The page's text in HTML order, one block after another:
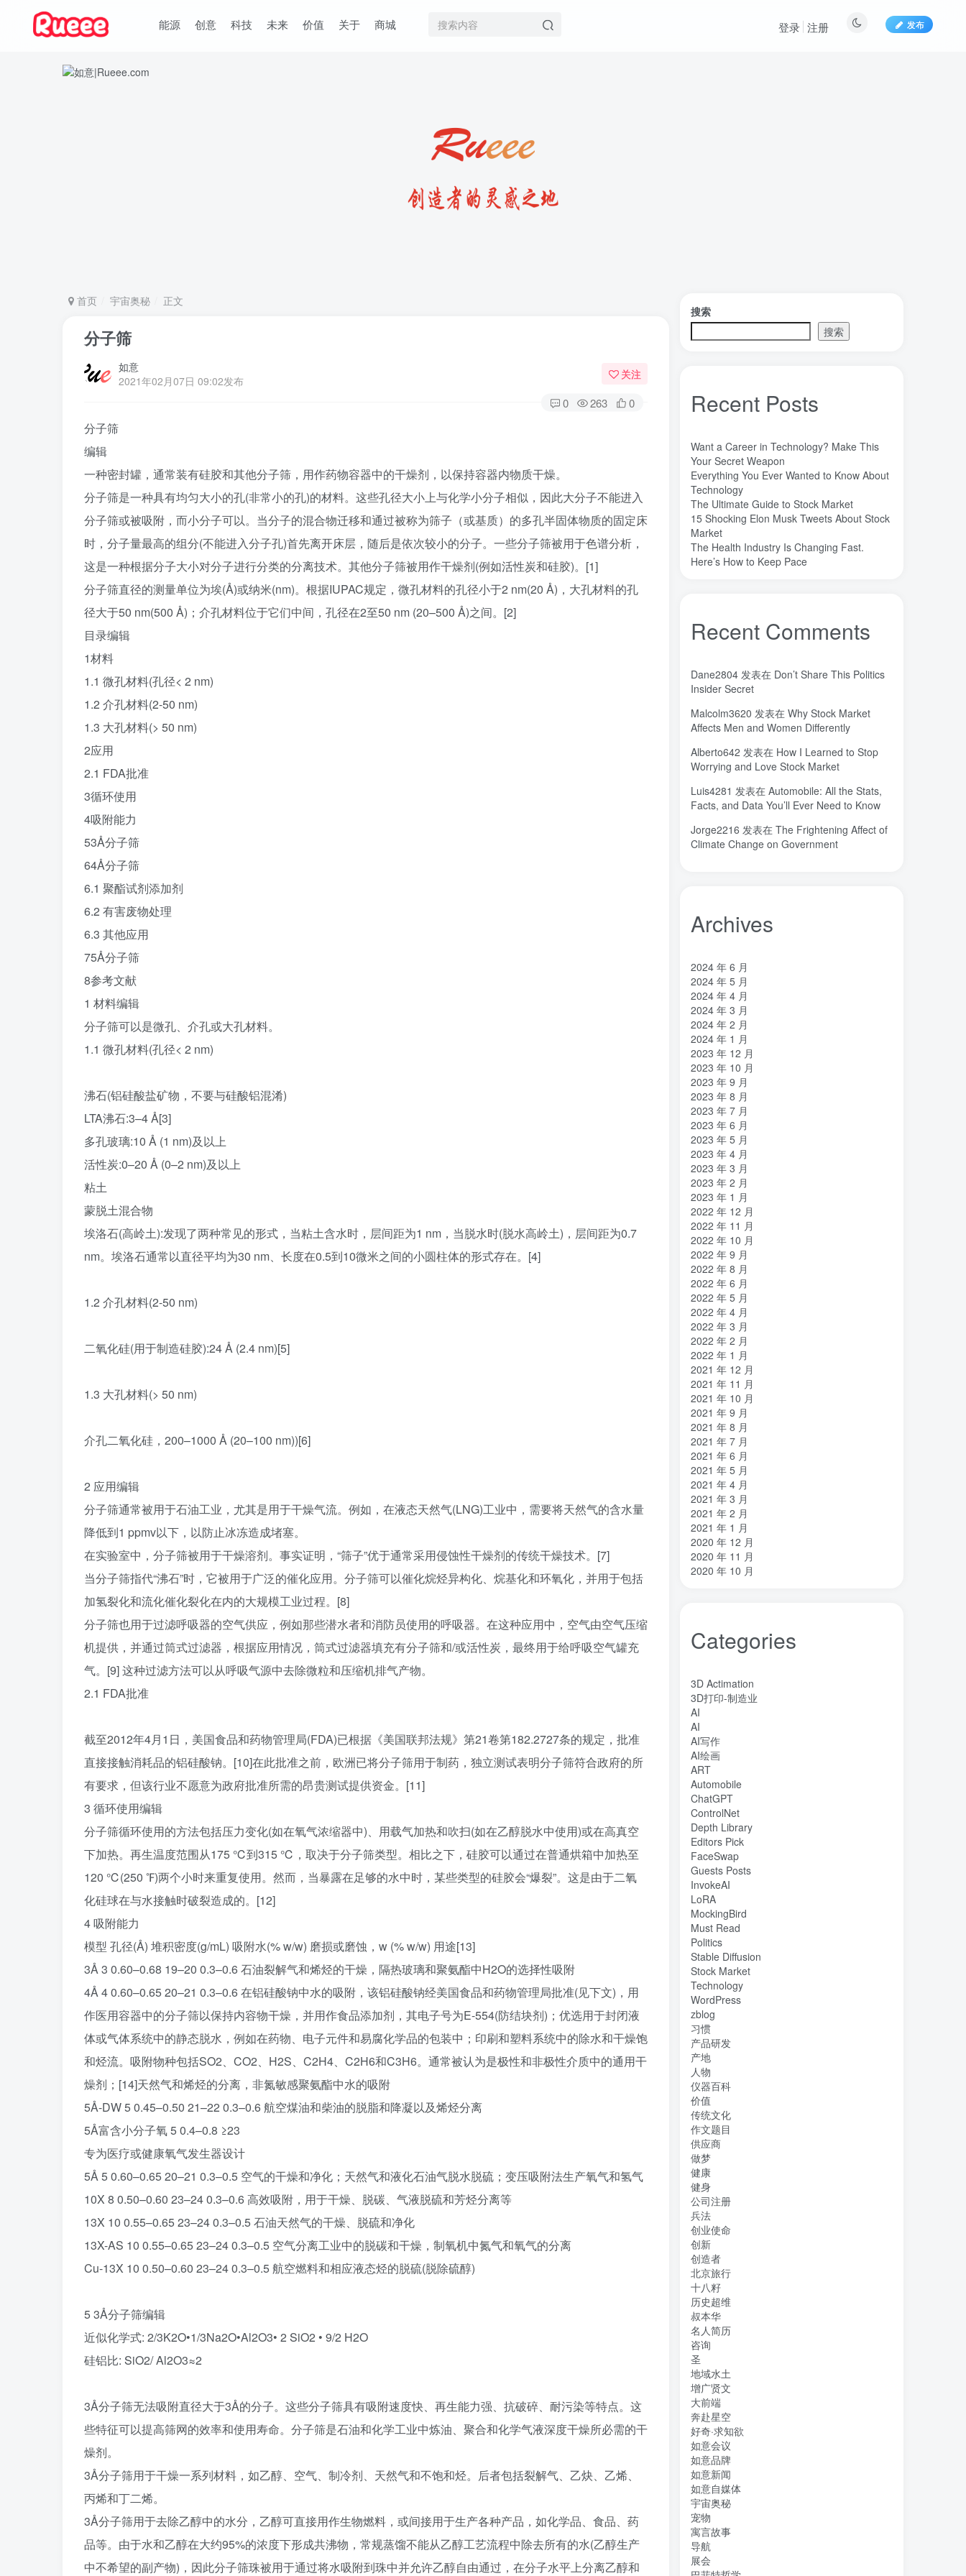
能源 创意 科技 未来 价值 关于 商城 发布
登录 注册
首页 宇宙奥秘 正文
分子筛
如意
2021年02月07日 09:02发布
关注
0 263 0
分子筛
编辑
一种密封罐，通常装有硅胶和其他分子筛，用作药物容器中的干燥剂，以保持容器内物质干燥。
分子筛是一种具有均匀大小的孔(非常小的孔)的材料。这些孔径大小上与化学小分子相似，因此大分子不能进入
分子筛或被吸附，而小分子可以。当分子的混合物迁移和通过被称为筛子（或基质）的多孔半固体物质的固定床
时，分子量最高的组分(不能进入分子孔)首先离开床层，随后是依次较小的分子。一些分子筛被用于色谱分析，
这是一种根据分子大小对分子进行分类的分离技术。其他分子筛被用作干燥剂(例如活性炭和硅胶)。[1]
分子筛直径的测量单位为埃(Å)或纳米(nm)。根据IUPAC规定，微孔材料的孔径小于2 nm(20 Å)，大孔材料的孔
径大于50 nm(500 Å)；介孔材料位于它们中间，孔径在2至50 nm (20–500 Å)之间。[2]
目录编辑
1材料
1.1 微孔材料(孔径< 2 nm)
1.2 介孔材料(2-50 nm)
1.3 大孔材料(> 50 nm)
2应用
2.1 FDA批准
3循环使用
4吸附能力
53Å分子筛
64Å分子筛
6.1 聚酯试剂添加剂
6.2 有害废物处理
6.3 其他应用
75Å分子筛
8参考文献
1 材料编辑
分子筛可以是微孔、介孔或大孔材料。
1.1 微孔材料(孔径< 2 nm)
沸石(铝硅酸盐矿物，不要与硅酸铝混淆)
LTA沸石:3–4 Å[3]
多孔玻璃:10 Å (1 nm)及以上
活性炭:0–20 Å (0–2 nm)及以上
粘土
蒙脱土混合物
埃洛石(高岭土):发现了两种常见的形式，当粘土含水时，层间距为1 nm，当脱水时(脱水高岭土)，层间距为0.7
nm。埃洛石通常以直径平均为30 nm、长度在0.5到10微米之间的小圆柱体的形式存在。[4]
1.2 介孔材料(2-50 nm)
二氧化硅(用于制造硅胶):24 Å (2.4 nm)[5]
1.3 大孔材料(> 50 nm)
介孔二氧化硅，200–1000 Å (20–100 nm))[6]
2 应用编辑
分子筛通常被用于石油工业，尤其是用于干燥气流。例如，在液态天然气(LNG)工业中，需要将天然气的含水量
降低到1 ppmv以下，以防止冰冻造成堵塞。
在实验室中，分子筛被用于干燥溶剂。事实证明，“筛子”优于通常采用侵蚀性干燥剂的传统干燥技术。[7]
当分子筛指代“沸石”时，它被用于广泛的催化应用。分子筛可以催化烷烃异构化、烷基化和环氧化，并用于包括
加氢裂化和流化催化裂化在内的大规模工业过程。[8]
分子筛也用于过滤呼吸器的空气供应，例如那些潜水者和消防员使用的呼吸器。在这种应用中，空气由空气压缩
机提供，并通过筒式过滤器，根据应用情况，筒式过滤器填充有分子筛和/或活性炭，最终用于给呼吸空气罐充
气。[9] 这种过滤方法可以从呼吸气源中去除微粒和压缩机排气产物。
2.1 FDA批准
截至2012年4月1日，美国食品和药物管理局(FDA)已根据《美国联邦法规》第21卷第182.2727条的规定，批准
直接接触消耗品的铝硅酸钠。[10]在此批准之前，欧洲已将分子筛用于制药，独立测试表明分子筛符合政府的所
有要求，但该行业不愿意为政府批准所需的昂贵测试提供资金。[11]
3 循环使用编辑
分子筛循环使用的方法包括压力变化(如在氧气浓缩器中)、用载气加热和吹扫(如在乙醇脱水中使用)或在高真空
下加热。再生温度范围从175 ℃到315 ℃，取决于分子筛类型。相比之下，硅胶可以通过在普通烘箱中加热至
120 ℃(250 ℉)两个小时来重复使用。然而，当暴露在足够的水中时，某些类型的硅胶会“爆裂”。这是由于二氧
化硅球在与水接触时破裂造成的。[12]
4 吸附能力
模型 孔径(Å) 堆积密度(g/mL) 吸附水(% w/w) 磨损或磨蚀，w (% w/w) 用途[13]
3Å 3 0.60–0.68 19–20 0.3–0.6 石油裂解气和烯烃的干燥，隔热玻璃和聚氨酯中H2O的选择性吸附
4Å 4 0.60–0.65 20–21 0.3–0.6 在铝硅酸钠中水的吸附，该铝硅酸钠经美国食品和药物管理局批准(见下文)，用
作医用容器中的分子筛以保持内容物干燥，并用作食品添加剂，其电子号为E-554(防结块剂)；优选用于封闭液
体或气体系统中的静态脱水，例如在药物、电子元件和易腐化学品的包装中；印刷和塑料系统中的除水和干燥饱
和烃流。吸附物种包括SO2、CO2、H2S、C2H4、C2H6和C3H6。通常被认为是极性和非极性介质中的通用干
燥剂；[14]天然气和烯烃的分离，非氮敏感聚氨酯中水的吸附
5Å-DW 5 0.45–0.50 21–22 0.3–0.6 航空煤油和柴油的脱脂和降凝以及烯烃分离
5Å富含小分子氧 5 0.4–0.8 ≥23
专为医疗或健康氧气发生器设计
5Å 5 0.60–0.65 20–21 0.3–0.5 空气的干燥和净化；天然气和液化石油气脱水脱硫；变压吸附法生产氧气和氢气
10X 8 0.50–0.60 23–24 0.3–0.6 高效吸附，用于干燥、脱碳、气液脱硫和芳烃分离等
13X 10 0.55–0.65 23–24 0.3–0.5 石油天然气的干燥、脱硫和净化
13X-AS 10 0.55–0.65 23–24 0.3–0.5 空气分离工业中的脱碳和干燥，制氧机中氮气和氧气的分离
Cu-13X 10 0.50–0.60 23–24 0.3–0.5 航空燃料和相应液态烃的脱硫(脱除硫醇)
5 3Å分子筛编辑
近似化学式: 2/3K2O•1/3Na2O•Al2O3• 2 SiO2 • 9/2 H2O
硅铝比: SiO2/ Al2O3≈2
3Å分子筛无法吸附直径大于3Å的分子。这些分子筛具有吸附速度快、再生能力强、抗破碎、耐污染等特点。这
些特征可以提高筛网的效率和使用寿命。分子筛是石油和化学工业中炼油、聚合和化学气液深度干燥所必需的干
燥剂。
3Å分子筛用于干燥一系列材料，如乙醇、空气、制冷剂、天然气和不饱和烃。后者包括裂解气、乙炔、乙烯、
丙烯和丁二烯。
3Å分子筛用于去除乙醇中的水分，乙醇可直接用作生物燃料，或间接用于生产各种产品，如化学品、食品、药
品等。由于水和乙醇在大约95%的浓度下形成共沸物，常规蒸馏不能从乙醇工艺流程中除去所有的水(乙醇生产
中不希望的副产物)，因此分子筛珠被用于通过将水吸附到珠中并允许乙醇自由通过，在分子水平上分离乙醇和
魔法(1) 高熵合金(3) 雷军(3) 陶瓷
达芬奇(1) 超分辨显微成像(2)
苏醒 (1) (1) 自信 (1) 胡良兵 (53)
网盘(0) 经济类(0)
秘密，吸引力法则，纪录片，下载(0)
秘密 (1) 碳离子治疗系统(1) 研究方向
石墨烯储能(1) 石墨烯(20) 真空阀门 (1)
真空系统
潍坊(1) 流动性(1)
宝塔(2) 学术会议(0) 大国崛起(1)
命运(2) 吸引力法则(1) 君临 (1)
原位(35) 南海(2) 北京大学(1)
关键帧 全屏滚动(1)
亿万富翁 (2) 人生 (2) 乐愚分享(0)
stable diffusion(6) notionai(1) notion
搜索
搜索
Recent Posts
Want a Career in Technology? Make This
Your Secret Weapon
Everything You Ever Wanted to Know About
Technology
The Ultimate Guide to Stock Market
15 Shocking Elon Musk Tweets About Stock
Market
The Health Industry Is Changing Fast.
Here’s How to Keep Pace
Recent Comments
Dane2804 发表在 Don’t Share This Politics
Insider Secret
Malcolm3620 发表在 Why Stock Market
Affects Men and Women Differently
Alberto642 发表在 How I Learned to Stop
Worrying and Love Stock Market
Luis4281 发表在 Automobile: All the Stats,
Facts, and Data You’ll Ever Need to Know
Jorge2216 发表在 The Frightening Affect of
Climate Change on Government
Archives
2024 年 6 月
2024 年 5 月
2024 年 4 月
2024 年 3 月
2024 年 2 月
2024 年 1 月
2023 年 12 月
2023 年 10 月
2023 年 9 月
2023 年 8 月
2023 年 7 月
2023 年 6 月
2023 年 5 月
2023 年 4 月
2023 年 3 月
2023 年 2 月
2023 年 1 月
2022 年 12 月
2022 年 11 月
2022 年 10 月
2022 年 9 月
2022 年 8 月
2022 年 6 月
2022 年 5 月
2022 年 4 月
2022 年 3 月
2022 年 2 月
2022 年 1 月
2021 年 12 月
2021 年 11 月
2021 年 10 月
2021 年 9 月
2021 年 8 月
2021 年 7 月
2021 年 6 月
2021 年 5 月
2021 年 4 月
2021 年 3 月
2021 年 2 月
2021 年 1 月
2020 年 12 月
2020 年 11 月
2020 年 10 月
Categories
3D Actimation
3D打印-制造业
AI
AI
AI写作
AI绘画
ART
Automobile
ChatGPT
ControlNet
Depth Library
Editors Pick
FaceSwap
Guests Posts
InvokeAI
LoRA
MockingBird
Must Read
Politics
Stable Diffusion
Stock Market
Technology
WordPress
zblog
习惯
产品研发
产地
人物
仪器百科
价值
传统文化
作文题目
供应商
做梦
健康
健身
公司注册
兵法
创业使命
创新
创造者
北京旅行
十八籽
历史超维
叔本华
名人简历
咨询
圣
地域水土
增广贤文
大前端
奔赴星空
好奇·求知欲
如意会议
如意品牌
如意新闻
如意自媒体
宇宙奥秘
宠物
寓言故事
导航
展会